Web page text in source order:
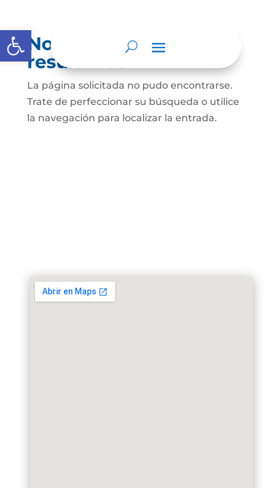
Abrir barra de herramientas
No se encontraron
resultados
La página solicitada no pudo encontrarse.
Trate de perfeccionar su búsqueda o utilice
la navegación para localizar la entrada.